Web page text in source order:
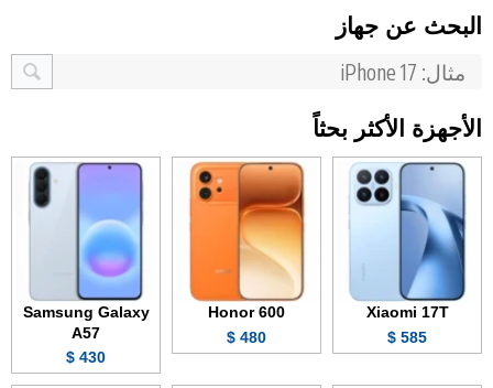
البحث عن جهاز
الأجهزة الأكثر بحثاً
Xiaomi 17T
585 $
Honor 600
480 $
Samsung Galaxy
A57
430 $